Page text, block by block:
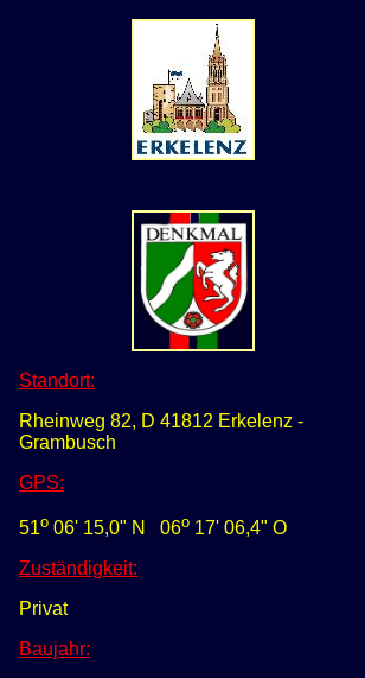
Standort:
Rheinweg 82, D 41812 Erkelenz -
Grambusch
GPS:
51o 06' 15,0" N 06o 17' 06,4" O
Zuständigkeit:
Privat
Baujahr: